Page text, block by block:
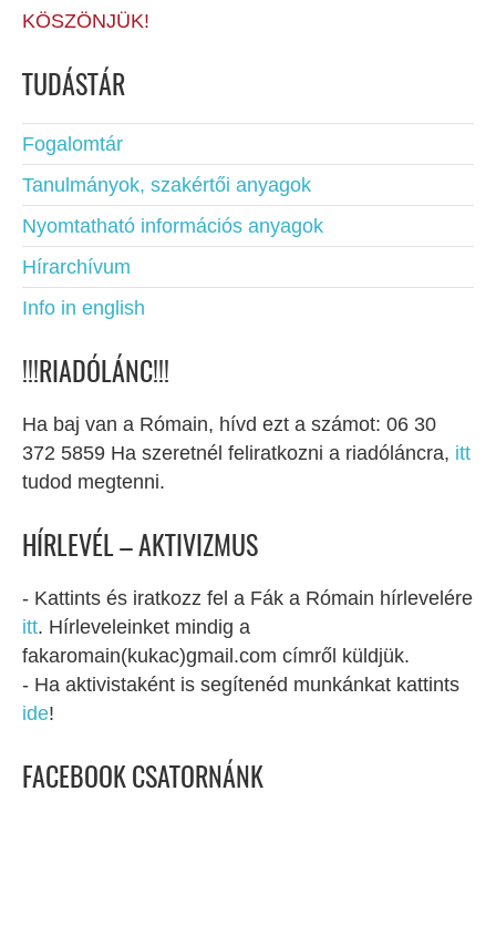
KÖSZÖNJÜK!
TUDÁSTÁR
Fogalomtár
Tanulmányok, szakértői anyagok
Nyomtatható információs anyagok
Hírarchívum
Info in english
!!!RIADÓLÁNC!!!
Ha baj van a Rómain, hívd ezt a számot: 06 30
372 5859 Ha szeretnél feliratkozni a riadóláncra, itt
tudod megtenni.
HÍRLEVÉL – AKTIVIZMUS
- Kattints és iratkozz fel a Fák a Rómain hírlevelére
itt. Hírleveleinket mindig a
fakaromain(kukac)gmail.com címről küldjük.
- Ha aktivistaként is segítenéd munkánkat kattints
ide!
FACEBOOK CSATORNÁNK